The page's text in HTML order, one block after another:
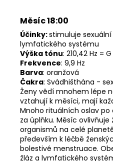
Měsíc 18:00
Účinky:stimuluje
lymfatického systému
Výška tónu: 210,42 Hz = G
Frekvence: 9,9 Hz
Barva: oranžová
Čakra: Svádhišthána -
Ženy vědí mnohem lépe
vztahují k měsíci, mají
Mnoho rituálních oslav
za úplňku. Měsíc
organismů na celé
především k léčbě
bolestivé menstruace.
žláz a lymfatického